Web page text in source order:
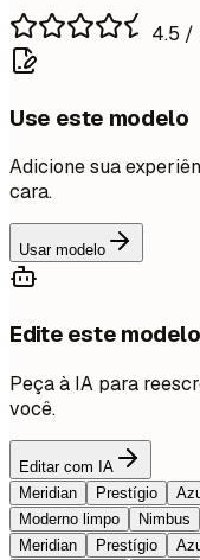
4.5 /
Use este modelo
Adicione sua
cara.
Usar modelo
Edite este
Peça à IA para
você.
Editar com IA
Meridian
Prestígio
Moderno limpo
Nimbus
Meridian
Prestígio